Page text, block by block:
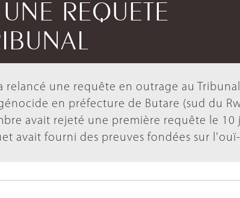
REQUETE
relancé une requête en outrage au
en préfecture de Butare (sud du
avait rejeté une première requête le 10
avait fourni des preuves fondées sur